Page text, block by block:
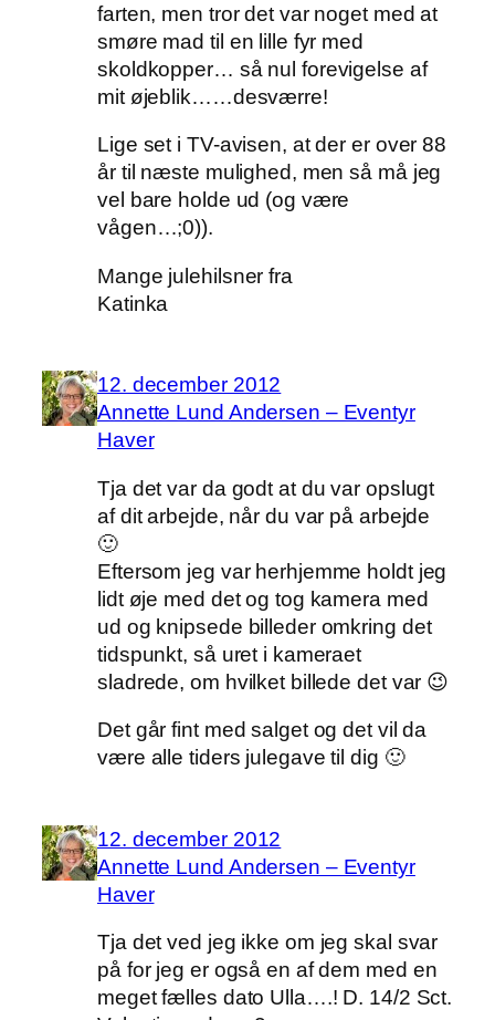
farten, men tror det var noget med at
smøre mad til en lille fyr med
skoldkopper… så nul forevigelse af
mit øjeblik……desværre!
Lige set i TV-avisen, at der er over 88
år til næste mulighed, men så må jeg
vel bare holde ud (og være
vågen…;0)).
Mange julehilsner fra
Katinka
12. december 2012
Annette Lund Andersen – Eventyr
Haver
Tja det var da godt at du var opslugt
af dit arbejde, når du var på arbejde
🙂
Eftersom jeg var herhjemme holdt jeg
lidt øje med det og tog kamera med
ud og knipsede billeder omkring det
tidspunkt, så uret i kameraet
sladrede, om hvilket billede det var 😉
Det går fint med salget og det vil da
være alle tiders julegave til dig 🙂
12. december 2012
Annette Lund Andersen – Eventyr
Haver
Tja det ved jeg ikke om jeg skal svar
på for jeg er også en af dem med en
meget fælles dato Ulla….! D. 14/2 Sct.